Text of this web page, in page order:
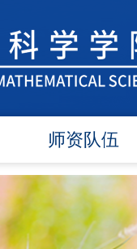
师资队伍
在任教师
博导师资